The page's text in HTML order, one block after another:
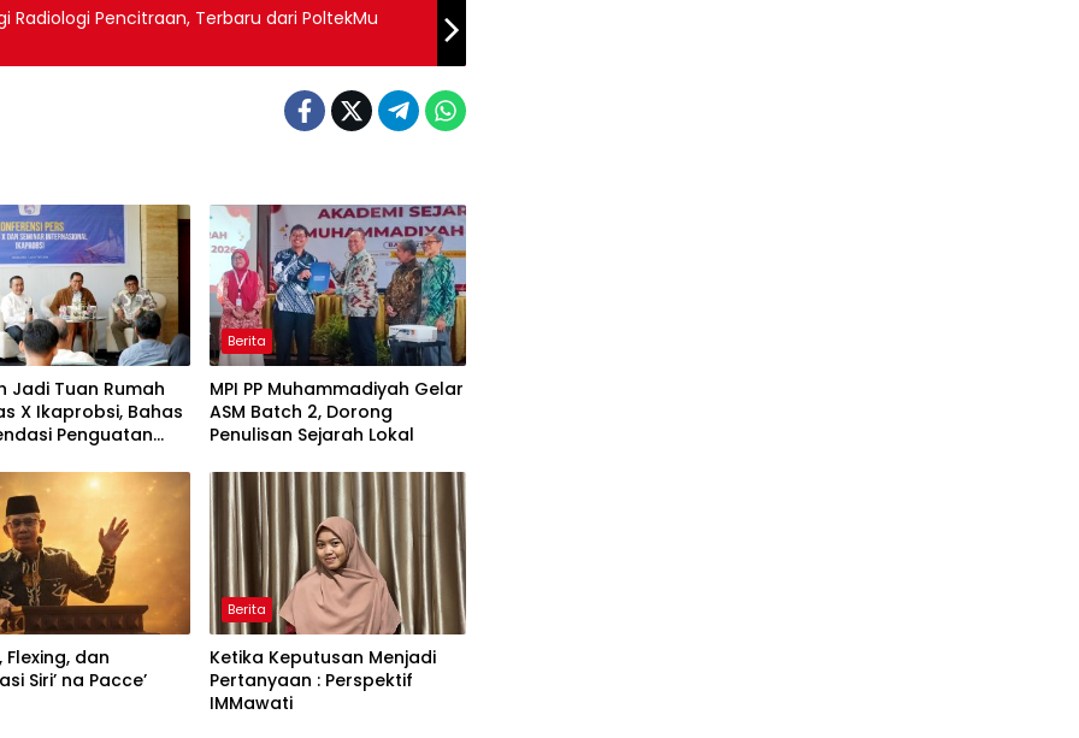
Radiologi Pencitraan, Terbaru dari PoltekMu
Jadi Tuan Rumah
X Ikaprobsi, Bahas
Penguatan
Berita
MPI PP Muhammadiyah Gelar
ASM Batch 2, Dorong
Penulisan Sejarah Lokal
Flexing, dan
Siri’ na Pacce’
Berita
Ketika Keputusan Menjadi
Pertanyaan : Perspektif
IMMawati